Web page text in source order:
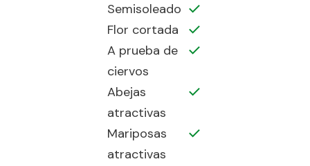
Semisoleado
Flor cortada
A prueba de
ciervos
Abejas
atractivas
Mariposas
atractivas